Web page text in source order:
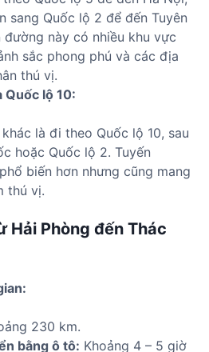
sang Quốc lộ 2 để đến Tuyên
đường này có nhiều khu vực
sắc phong phú và các địa
thú vị.
Quốc lộ 10:
là đi theo Quốc lộ 10, sau
hoặc Quốc lộ 2. Tuyến
biến hơn nhưng cũng mang
thú vị.
Hải Phòng đến Thác
230 km.
bằng ô tô: Khoảng 4 – 5 giờ